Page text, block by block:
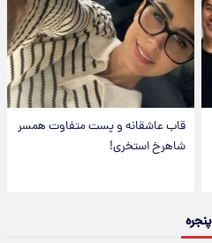
قاب عاشقانه و پست متفاوت همسر
شاهرخ استخری!
پنجره